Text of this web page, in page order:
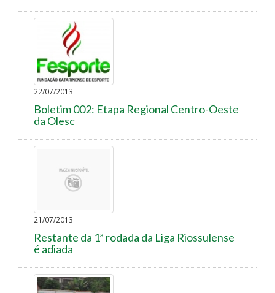
22/07/2013
Boletim 002: Etapa Regional Centro-Oeste
da Olesc
21/07/2013
Restante da 1ª rodada da Liga Riossulense
é adiada